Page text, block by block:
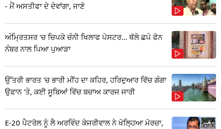
- ਮੈਂ ਅਸਤੀਫਾ ਦੇ ਦੇਵਾਂਗਾ, ਜਾਣੋ
ਅੰਮ੍ਰਿਤਸਰ 'ਚ ਚਿਪਕੇ ਚੰਨੀ ਖਿਲਾਫ ਪੋਸਟਰ... ਥੱਲੇ ਛਪੇ ਫੋਨ
ਨੰਬਰ ਨਾਲ ਪਿਆ ਪੁਆੜਾ
ਉੱਤਰੀ ਭਾਰਤ 'ਚ ਭਾਰੀ ਮੀਂਹ ਦਾ ਕਹਿਰ, ਹਰਿਦੁਆਰ ਵਿੱਚ ਗੰਗਾ
ਉਫਾਨ 'ਤੇ, ਕਈ ਸੂਬਿਆਂ ਵਿੱਚ ਬਚਾਅ ਕਾਰਜ ਜਾਰੀ
E-20 ਪੈਟਰੋਲ ਨੂੰ ਲੈ ਅਰਵਿੰਦ ਕੇਜਰੀਵਾਲ ਨੇ ਖੋਲ੍ਹਿਆ ਮੋਰਚਾ,